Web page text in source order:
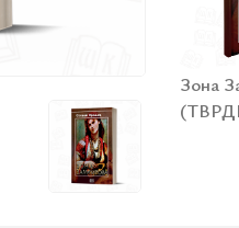
Зона